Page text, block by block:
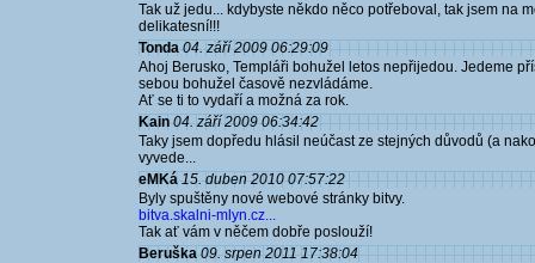
Tak už jedu... kdybyste někdo něco potřeboval, tak jsem na
delikatesní!!!
Tonda 04. září 2009 06:29:09
Ahoj Berusko, Templáři bohužel letos nepřijedou. Jedeme
sebou bohužel časově nezvládáme.
Ať se ti to vydaří a možná za rok.
Kain 04. září 2009 06:34:42
Taky jsem dopředu hlásil neúčast ze stejných důvodů (a
vyvede...
eMKá 15. duben 2010 07:57:22
Byly spuštěny nové webové stránky bitvy.
bitva.skalni-mlyn.cz...
Tak ať vám v něčem dobře poslouží!
Beruška 09. srpen 2011 17:38:04